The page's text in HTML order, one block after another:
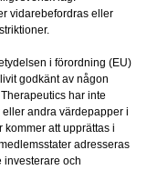
vidarebefordras eller
i förordning (EU)
godkänt av någon
har inte
andra värdepapper i
att upprättas i
adresseras
investerare och